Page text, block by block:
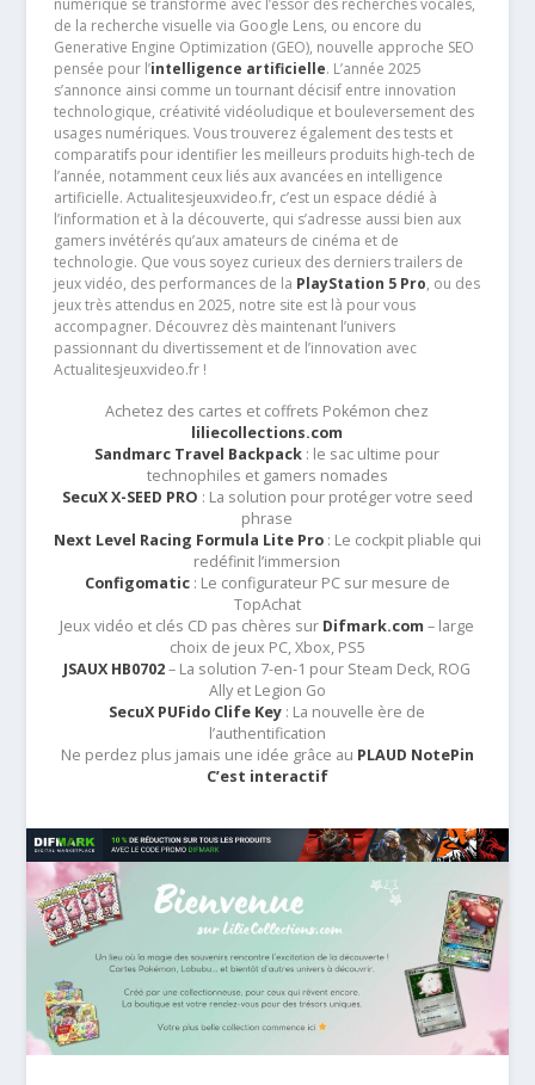
numérique se transforme avec l’essor des recherches vocales,
de la recherche visuelle via Google Lens, ou encore du
Generative Engine Optimization (GEO), nouvelle approche SEO
pensée pour l’intelligence artificielle. L’année 2025
s’annonce ainsi comme un tournant décisif entre innovation
technologique, créativité vidéoludique et bouleversement des
usages numériques. Vous trouverez également des tests et
comparatifs pour identifier les meilleurs produits high-tech de
l’année, notamment ceux liés aux avancées en intelligence
artificielle. Actualitesjeuxvideo.fr, c’est un espace dédié à
l’information et à la découverte, qui s’adresse aussi bien aux
gamers invétérés qu’aux amateurs de cinéma et de
technologie. Que vous soyez curieux des derniers trailers de
jeux vidéo, des performances de la PlayStation 5 Pro, ou des
jeux très attendus en 2025, notre site est là pour vous
accompagner. Découvrez dès maintenant l’univers
passionnant du divertissement et de l’innovation avec
Actualitesjeuxvideo.fr !
Achetez des cartes et coffrets Pokémon chez
liliecollections.com
Sandmarc Travel Backpack : le sac ultime pour
technophiles et gamers nomades
SecuX X-SEED PRO : La solution pour protéger votre seed
phrase
Next Level Racing Formula Lite Pro: Le cockpit pliable qui
redéfinit l’immersion
Configomatic: Le configurateur PC sur mesure de
TopAchat
Jeux vidéo et clés CD pas chères sur Difmark.com – large
choix de jeux PC, Xbox, PS5
JSAUX HB0702– La solution 7-en-1 pour Steam Deck, ROG
Ally et Legion Go
SecuX PUFido Clife Key : La nouvelle ère de
l’authentification
Ne perdez plus jamais une idée grâce au PLAUD NotePin
C’est interactif